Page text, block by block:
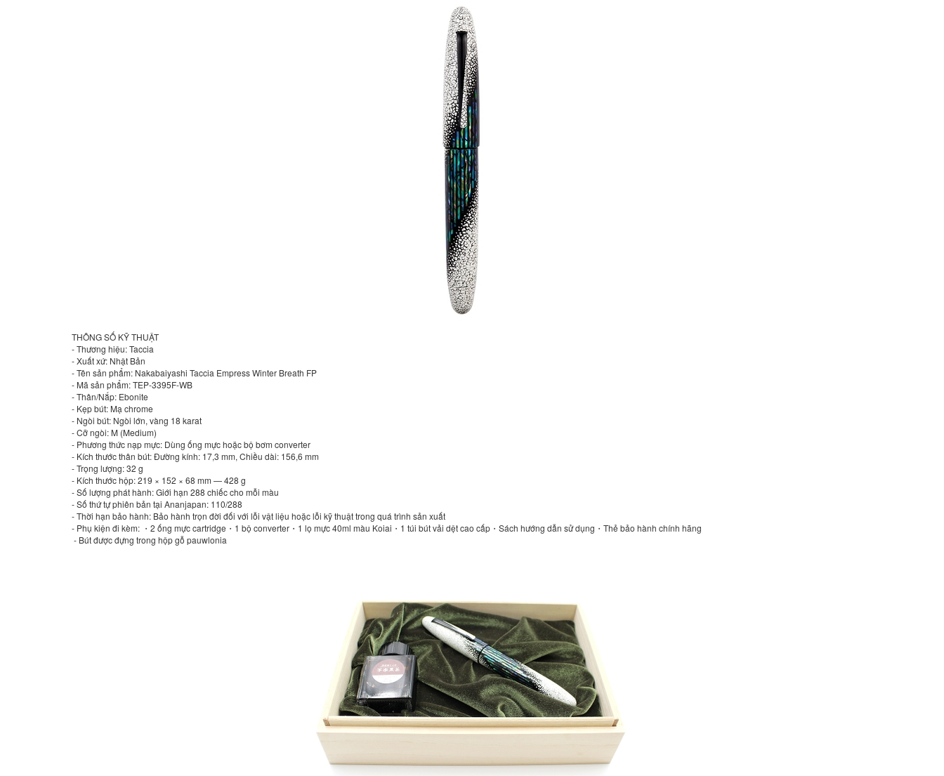
THÔNG SỐ KỸ THUẬT
- Thương hiệu: Taccia
- Xuất xứ: Nhật Bản
- Tên sản phẩm: Nakabaiyashi Taccia Empress Winter Breath FP
- Mã sản phẩm: TEP-3395F-WB
- Thân/Nắp: Ebonite
- Kẹp bút: Mạ chrome
- Ngòi bút: Ngòi lớn, vàng 18 karat
- Cỡ ngòi: M (Medium)
- Phương thức nạp mực: Dùng ống mực hoặc bộ bơm converter
- Kích thước thân bút: Đường kính: 17,3 mm, Chiều dài: 156,6 mm
- Trọng lượng: 32 g
- Kích thước hộp: 219 × 152 × 68 mm — 428 g
- Số lượng phát hành: Giới hạn 288 chiếc cho mỗi màu
- Số thứ tự phiên bản tại Ananjapan: 110/288
- Thời hạn bảo hành: Bảo hành trọn đời đối với lỗi vật liệu hoặc lỗi kỹ thuật trong quá trình sản xuất
- Phụ kiện đi kèm: ・2 ống mực cartridge・1 bộ converter・1 lọ mực 40ml màu Koiai・1 túi bút vải dệt cao cấp・Sách hướng dẫn sử dụng・Thẻ bảo hành chính hãng
- Bút được đựng trong hộp gỗ pauwlonia